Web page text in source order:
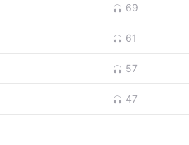
69
61
57
47